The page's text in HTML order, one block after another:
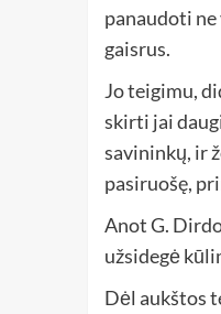
panaudoti
gaisrus.
Jo teigimu,
skirti jai
savininkų, ir
pasiruošę,
Anot G.
užsidegė
Dėl aukštos